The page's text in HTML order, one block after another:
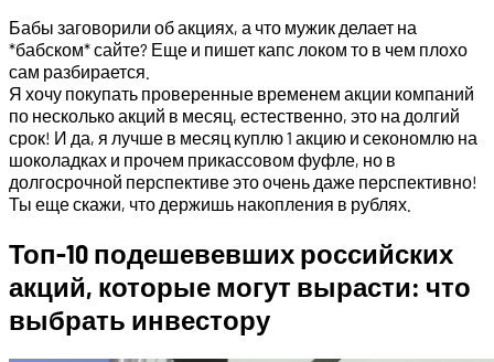
Бабы заговорили об акциях, а что мужик делает на
*бабском* сайте? Еще и пишет капс локом то в чем плохо
сам разбирается.
Я хочу покупать проверенные временем акции компаний
по несколько акций в месяц, естественно, это на долгий
срок! И да, я лучше в месяц куплю 1 акцию и секономлю на
шоколадках и прочем прикассовом фуфле, но в
долгосрочной перспективе это очень даже перспективно!
Ты еще скажи, что держишь накопления в рублях.
Топ-10 подешевевших российских
акций, которые могут вырасти: что
выбрать инвестору